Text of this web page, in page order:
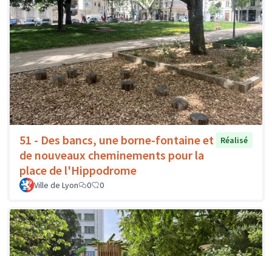
51 - Des bancs, une borne-fontaine et
de nouveaux cheminements pour la
place de l'Hippodrome
Réalisé
Ville de Lyon 0 0